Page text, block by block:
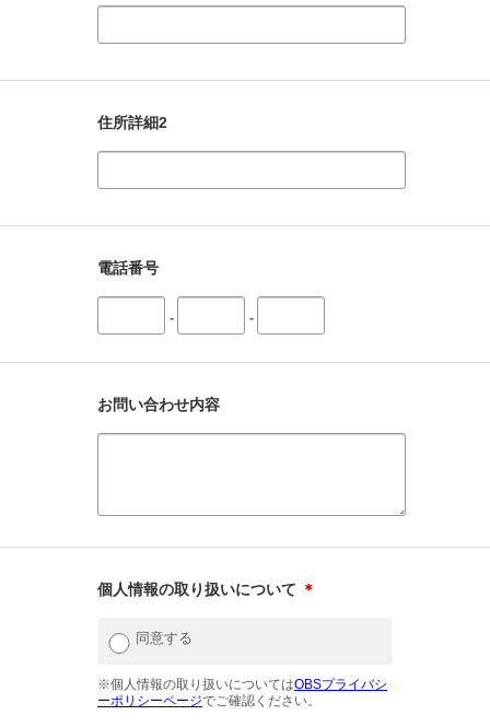
住所詳細2
電話番号
- -
お問い合わせ内容
個人情報の取り扱いについて ＊
同意する
※個人情報の取り扱いについてはOBSプライバシ
ーポリシーページでご確認ください。